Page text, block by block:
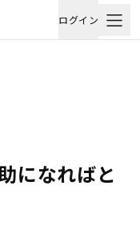
ログイン
になればと